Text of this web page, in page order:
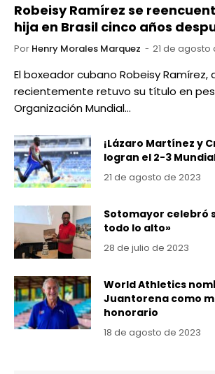
Robeisy Ramírez se
hija en Brasil cinco años
Por Henry Morales Marquez 21 de agosto
El boxeador cubano Robeisy Ramírez,
recientemente retuvo su título en
Organización Mundial…
¡Lázaro Martínez y
logran el 2-3
21 de agosto de 2023
Sotomayor celebró
todo lo alto»
28 de julio de 2023
World Athletics
Juantorena como
honorario
18 de agosto de 2023